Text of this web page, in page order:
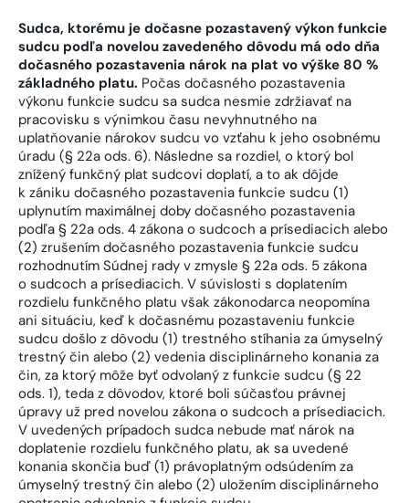
Sudca, ktorému je dočasne pozastavený výkon funkcie
sudcu podľa novelou zavedeného dôvodu má odo dňa
dočasného pozastavenia nárok na plat vo výške 80 %
základného platu. Počas dočasného pozastavenia
výkonu funkcie sudcu sa sudca nesmie zdržiavať na
pracovisku s výnimkou času nevyhnutného na
uplatňovanie nárokov sudcu vo vzťahu k jeho osobnému
úradu (§ 22a ods. 6). Následne sa rozdiel, o ktorý bol
znížený funkčný plat sudcovi doplatí, a to ak dôjde
k zániku dočasného pozastavenia funkcie sudcu (1)
uplynutím maximálnej doby dočasného pozastavenia
podľa § 22a ods. 4 zákona o sudcoch a prísediacich alebo
(2) zrušením dočasného pozastavenia funkcie sudcu
rozhodnutím Súdnej rady v zmysle § 22a ods. 5 zákona
o sudcoch a prísediacich. V súvislosti s doplatením
rozdielu funkčného platu však zákonodarca neopomína
ani situáciu, keď k dočasnému pozastaveniu funkcie
sudcu došlo z dôvodu (1) trestného stíhania za úmyselný
trestný čin alebo (2) vedenia disciplinárneho konania za
čin, za ktorý môže byť odvolaný z funkcie sudcu (§ 22
ods. 1), teda z dôvodov, ktoré boli súčasťou právnej
úpravy už pred novelou zákona o sudcoch a prísediacich.
V uvedených prípadoch sudca nebude mať nárok na
doplatenie rozdielu funkčného platu, ak sa uvedené
konania skončia buď (1) právoplatným odsúdením za
úmyselný trestný čin alebo (2) uložením disciplinárneho